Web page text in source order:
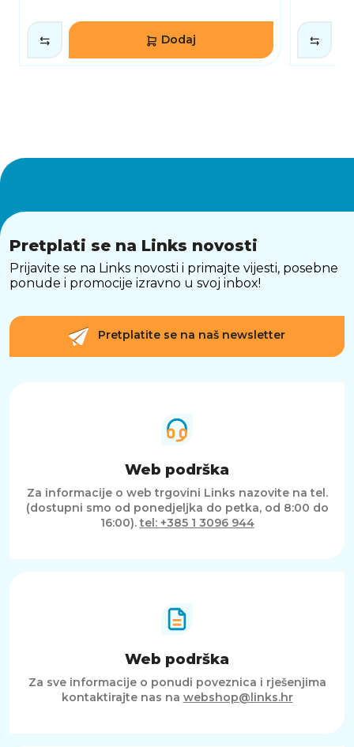
SanDisk Ultra Dual Drive Go 512 GB predstavlja
savršen spoj kapaciteta, brzine i praktičnosti. S
dvostrukim priključcima, brzim prijenosom
Dodaj
Pretplati se na Links novosti
Prijavite se na Links novosti i primajte vijesti, posebne
ponude i promocije izravno u svoj inbox!
Pretplatite se na naš newsletter
Web podrška
Za informacije o web trgovini Links nazovite na tel.
(dostupni smo od ponedjeljka do petka, od 8:00 do
16:00).tel: +385 1 3096 944
Web podrška
Za sve informacije o ponudi poveznica i rješenjima
kontaktirajte nas na webshop@links.hr